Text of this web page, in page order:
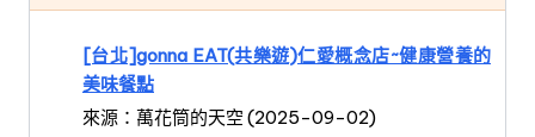
[台北]gonna EAT(共樂遊)仁愛概念店~健康營養的
美味餐點
來源：萬花筒的天空 (2025-09-02)